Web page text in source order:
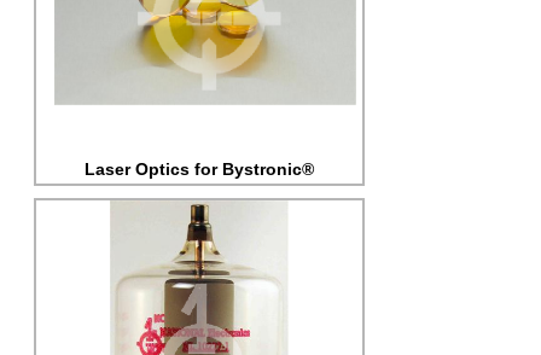
Laser Optics for Bystronic®